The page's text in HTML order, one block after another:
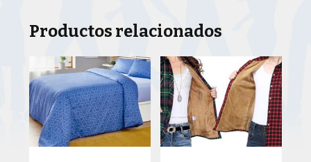
Productos relacionados